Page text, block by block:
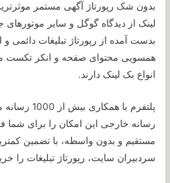
بدون شک رپورتاژ آگهی مستمر
لینک از دیدگاه گوگل و سایر
بدست آمده از رپورتاژ تبلیغات دائمی و
همسویی محتوای صفحه و انکر تکست
انواع بک لینک دارند.
رسانه خارجی این امکان را برای
مستقیم و بدون واسطه، با تضمین
سردبیران سایت، رپورتاژ تبلیغات را